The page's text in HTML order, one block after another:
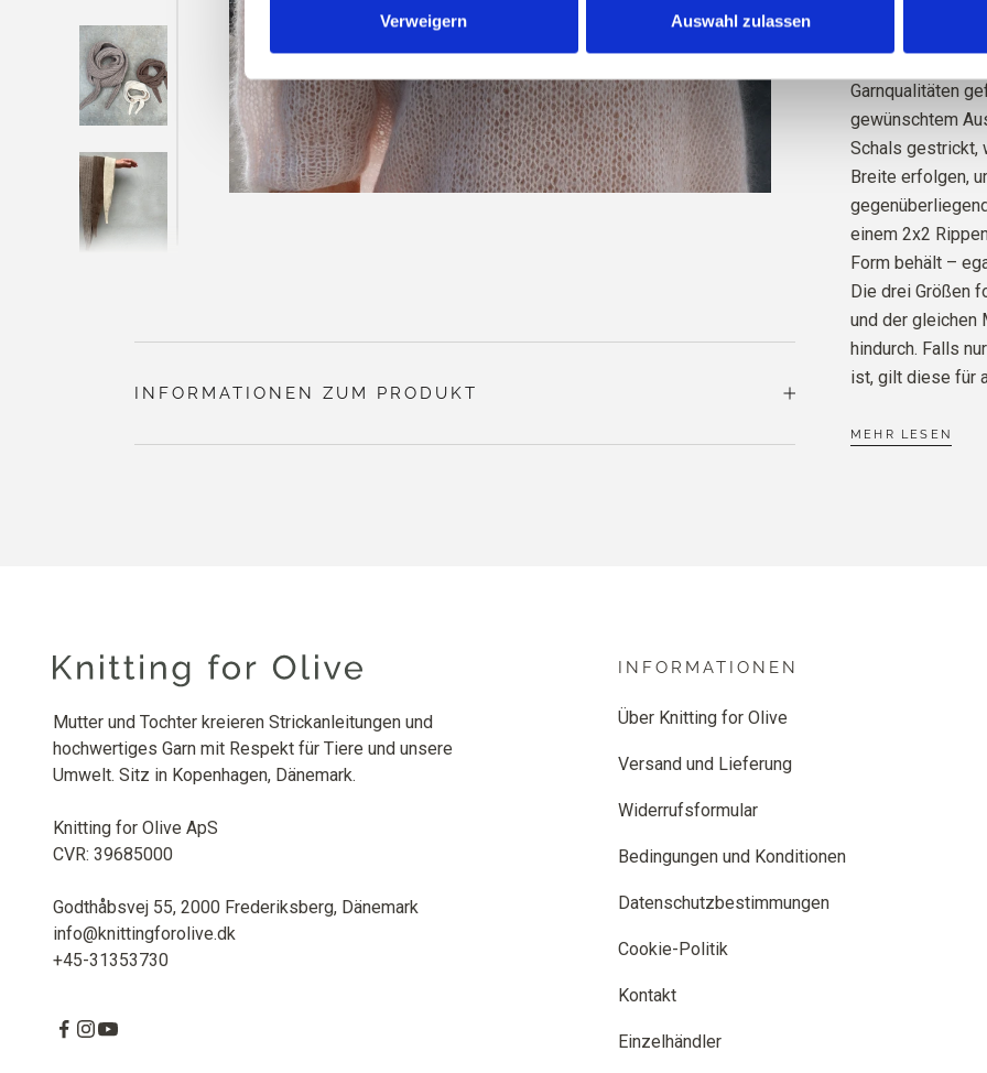
Verweigern Auswahl zulassen
noch am
Alex Scarf ist
Garnqualitäten
gewünschtem
Schals gestrickt,
Breite erfolgen,
einem 2x2
Form behält –
Die drei Größen
und der gleichen
hindurch. Falls
ist, gilt diese für
MEHR LESEN
INFORMATIONEN ZUM PRODUKT
Mutter und Tochter kreieren Strickanleitungen und
hochwertiges Garn mit Respekt für Tiere und unsere
Umwelt. Sitz in Kopenhagen, Dänemark.
Knitting for Olive ApS
CVR: 39685000
Godthåbsvej 55, 2000 Frederiksberg, Dänemark
info@knittingforolive.dk
+45-31353730
INFORMATIONEN
Über Knitting for Olive
Versand und Lieferung
Widerrufsformular
Bedingungen und Konditionen
Datenschutzbestimmungen
Cookie-Politik
Kontakt
Einzelhändler